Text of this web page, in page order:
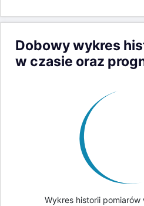
Dobowy wykres
w czasie oraz
Wykres historii